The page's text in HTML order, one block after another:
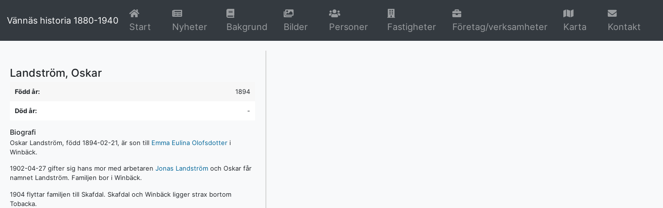
Vännäs historia 1880-1940
Start(current)Nyheter(current)Bakgrund(current)
Bilder(current)Personer Fastigheter Företag/verksamheter Karta Kontakt
Landström, Oskar
Född år: 1894
Död år: -
Biografi
Oskar Landström, född 1894-02-21, är son till Emma Eulina Olofsdotter i
Winbäck.
1902-04-27 gifter sig hans mor med arbetaren Jonas Landström och Oskar får
namnet Landström. Familjen bor i Winbäck.
1904 flyttar familjen till Skafdal. Skafdal och Winbäck ligger strax bortom
Tobacka.